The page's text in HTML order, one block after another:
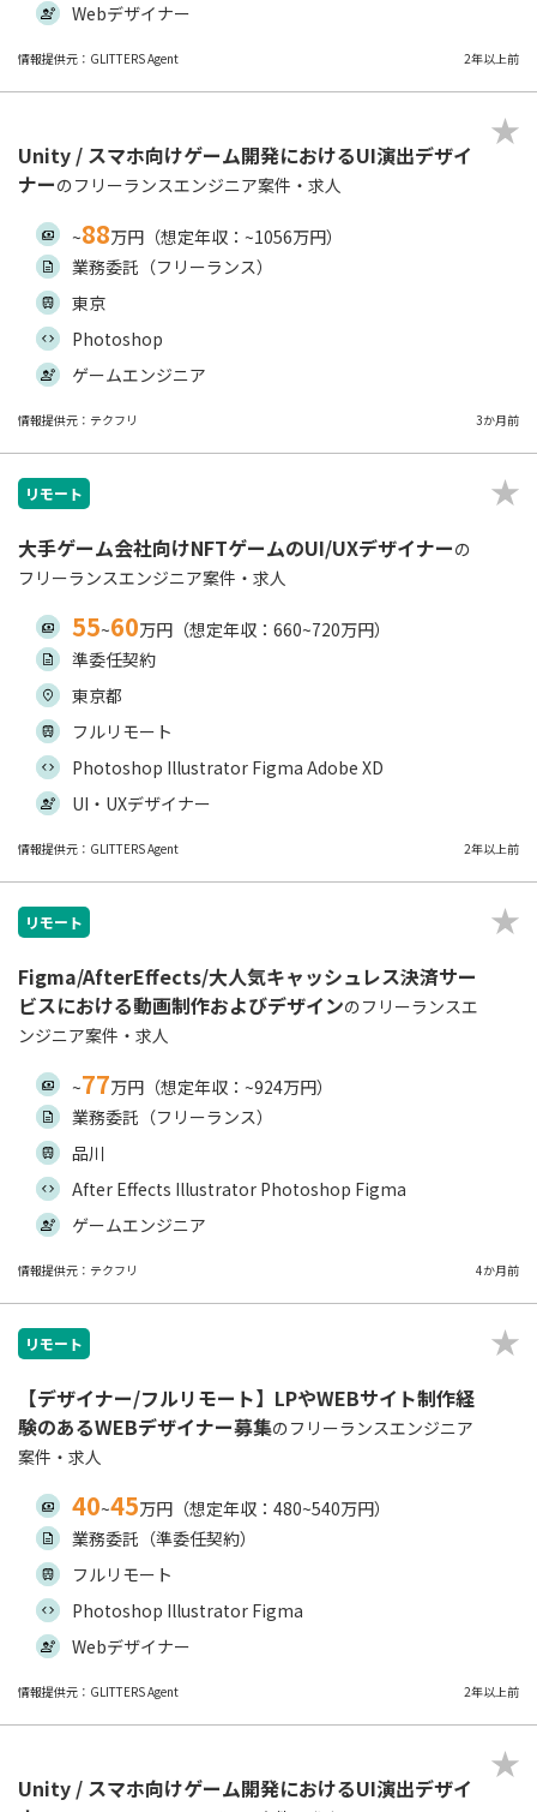
Webデザイナー
情報提供元：GLITTERS Agent 2年以上前
Unity / スマホ向けゲーム開発におけるUI演出デザイ
ナーのフリーランスエンジニア案件・求人
~88万円（想定年収：~1056万円）
業務委託（フリーランス）
東京
Photoshop
ゲームエンジニア
情報提供元：テクフリ 3か月前
リモート
大手ゲーム会社向けNFTゲームのUI/UXデザイナーの
フリーランスエンジニア案件・求人
55~60万円（想定年収：660~720万円）
準委任契約
東京都
フルリモート
Photoshop Illustrator Figma Adobe XD
UI・UXデザイナー
情報提供元：GLITTERS Agent 2年以上前
リモート
Figma/AfterEffects/大人気キャッシュレス決済サー
ビスにおける動画制作およびデザインのフリーランスエ
ンジニア案件・求人
~77万円（想定年収：~924万円）
業務委託（フリーランス）
品川
After Effects Illustrator Photoshop Figma
ゲームエンジニア
情報提供元：テクフリ 4か月前
リモート
【デザイナー/フルリモート】LPやWEBサイト制作経
験のあるWEBデザイナー募集のフリーランスエンジニア
案件・求人
40~45万円（想定年収：480~540万円）
業務委託（準委任契約）
フルリモート
Photoshop Illustrator Figma
Webデザイナー
情報提供元：GLITTERS Agent 2年以上前
Unity / スマホ向けゲーム開発におけるUI演出デザイ